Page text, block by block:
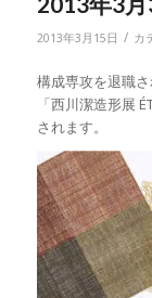
2013年3月15日 / カ
構成専攻を退職
「西川潔造形展
されます。